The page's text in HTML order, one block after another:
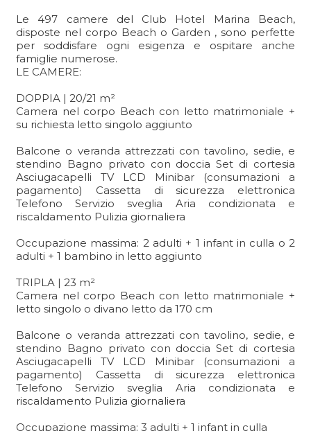
Le 497 camere del Club Hotel Marina Beach,
disposte nel corpo Beach o Garden , sono perfette
per soddisfare ogni esigenza e ospitare anche
famiglie numerose.
LE CAMERE:
DOPPIA | 20/21 m²
Camera nel corpo Beach con letto matrimoniale +
su richiesta letto singolo aggiunto
Balcone o veranda attrezzati con tavolino, sedie, e
stendino Bagno privato con doccia Set di cortesia
Asciugacapelli TV LCD Minibar (consumazioni a
pagamento) Cassetta di sicurezza elettronica
Telefono Servizio sveglia Aria condizionata e
riscaldamento Pulizia giornaliera
Occupazione massima: 2 adulti + 1 infant in culla o 2
adulti + 1 bambino in letto aggiunto
TRIPLA | 23 m²
Camera nel corpo Beach con letto matrimoniale +
letto singolo o divano letto da 170 cm
Balcone o veranda attrezzati con tavolino, sedie, e
stendino Bagno privato con doccia Set di cortesia
Asciugacapelli TV LCD Minibar (consumazioni a
pagamento) Cassetta di sicurezza elettronica
Telefono Servizio sveglia Aria condizionata e
riscaldamento Pulizia giornaliera
Occupazione massima: 3 adulti + 1 infant in culla